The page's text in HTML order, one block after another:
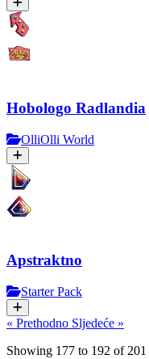
Hobologo Radlandia
OlliOlli World
Apstraktno
Starter Pack
« Prethodno Sljedeće »
Showing 177 to 192 of 201